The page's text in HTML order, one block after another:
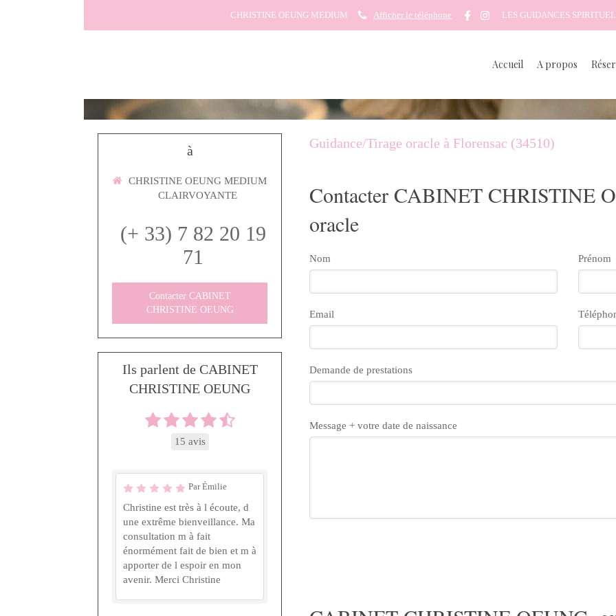
CHRISTINE OEUNG MEDIUM Afficher le téléphone LES GUIDANCES
Accueil A propos
Guidance/Tirage oracle à Florensac (34510)
Contacter CABINET CHRISTINE
oracle
Nom Prénom
Email
Demande de prestations
Message + votre date de naissance
à
CHRISTINE OEUNG MEDIUM
CLAIRVOYANTE
(+ 33) 7 82 20 19
71
Contacter CABINET
CHRISTINE OEUNG
Ils parlent de CABINET
CHRISTINE OEUNG
15 avis
Par Émilie
Christine est très à l écoute, d
une extrême bienveillance. Ma
consultation m à fait
énormément fait de bien et m à
apporter de l espoir en mon
avenir. Merci Christine